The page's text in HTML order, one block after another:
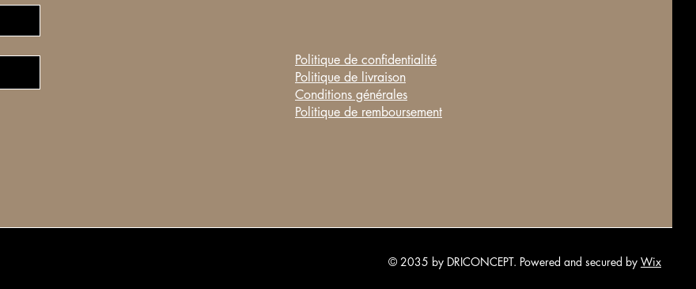
Politique de confidentialité
Politique de livraison
Conditions générales
Politique de remboursement
© 2035 by DRICONCEPT. Powered and secured by Wix